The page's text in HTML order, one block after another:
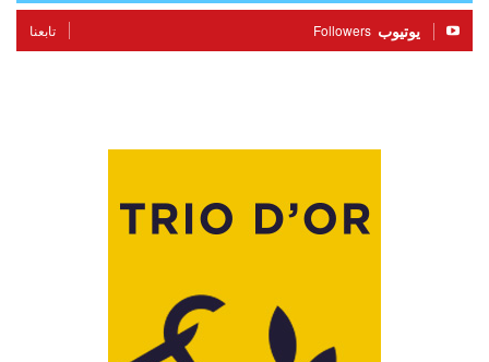
يوتيوب Followers تابعنا